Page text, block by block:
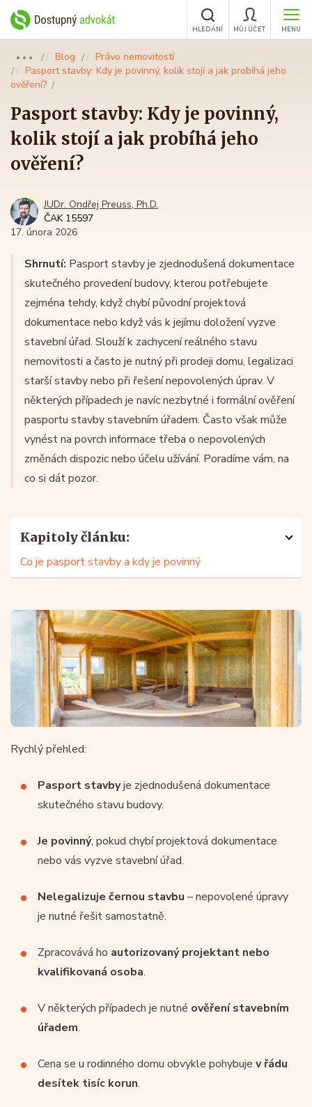
MENU
MŮJ ÚČET
HLEDÁNÍ
●●● Blog
Právo nemovitostí
Pasport stavby: Kdy je povinný, kolik stojí a jak probíhá jeho
ověření?
Pasport stavby: Kdy je povinný,
kolik stojí a jak probíhá jeho
ověření?
JUDr. Ondřej Preuss, Ph.D.
ČAK 15597
17. února 2026
Shrnutí: Pasport stavby je zjednodušená dokumentace
skutečného provedení budovy, kterou potřebujete
zejména tehdy, když chybí původní projektová
dokumentace nebo když vás k jejímu doložení vyzve
stavební úřad. Slouží k zachycení reálného stavu
nemovitosti a často je nutný při prodeji domu, legalizaci
starší stavby nebo při řešení nepovolených úprav. V
některých případech je navíc nezbytné i formální ověření
pasportu stavby stavebním úřadem. Často však může
vynést na povrch informace třeba o nepovolených
změnách dispozic nebo účelu užívání. Poradíme vám, na
co si dát pozor.
Kapitoly článku:
Co je pasport stavby a kdy je povinný
Rychlý přehled:
Pasport stavbyje zjednodušená dokumentace
skutečného stavu budovy.
Je povinný, pokud chybí projektová dokumentace
nebo vás vyzve stavební úřad.
Nelegalizuje černou stavbu – nepovolené úpravy
je nutné řešit samostatně.
Zpracovává ho autorizovaný projektant nebo
kvalifikovaná osoba.
V některých případech je nutné ověření stavebním
úřadem.
Cena se u rodinného domu obvykle pohybuje v řádu
desítek tisíc korun.